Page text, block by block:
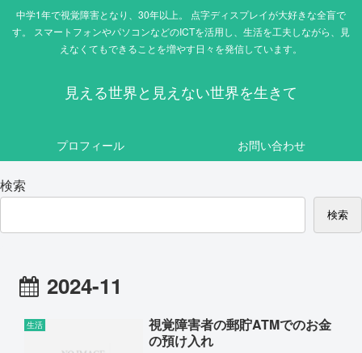
中学1年で視覚障害となり、30年以上。 点字ディスプレイが大好きな全盲で
す。 スマートフォンやパソコンなどのICTを活用し、生活を工夫しながら、見
えなくてもできることを増やす日々を発信しています。
見える世界と見えない世界を生きて
プロフィール お問い合わせ
検索
検索
2024-11
生活
視覚障害者の郵貯ATMでのお金
の預け入れ